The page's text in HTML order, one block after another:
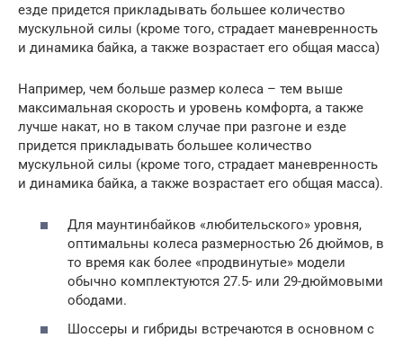
езде придется прикладывать большее количество
мускульной силы (кроме того, страдает маневренность
и динамика байка, а также возрастает его общая масса)
Например, чем больше размер колеса – тем выше
максимальная скорость и уровень комфорта, а также
лучше накат, но в таком случае при разгоне и езде
придется прикладывать большее количество
мускульной силы (кроме того, страдает маневренность
и динамика байка, а также возрастает его общая масса).
Для маунтинбайков «любительского» уровня,
оптимальны колеса размерностью 26 дюймов, в
то время как более «продвинутые» модели
обычно комплектуются 27.5- или 29-дюймовыми
ободами.
Шоссеры и гибриды встречаются в основном с